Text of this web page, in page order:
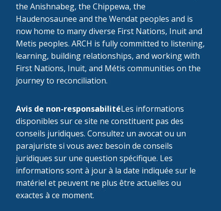
the Anishnabeg, the Chippewa, the
Haudenosaunee and the Wendat peoples and is
now home to many diverse First Nations, Inuit and
Metis peoples. ARCH is fully committed to listening,
learning, building relationships, and working with
First Nations, Inuit, and Métis communities on the
journey to reconciliation.
Avis de non-responsabilitéLes informations
disponibles sur ce site ne constituent pas des
conseils juridiques. Consultez un avocat ou un
parajuriste si vous avez besoin de conseils
juridiques sur une question spécifique. Les
informations sont à jour à la date indiquée sur le
matériel et peuvent ne plus être actuelles ou
exactes à ce moment.